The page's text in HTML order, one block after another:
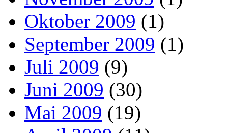
Oktober 2009 (1)
September 2009 (1)
Juli 2009 (9)
Juni 2009 (30)
Mai 2009 (19)